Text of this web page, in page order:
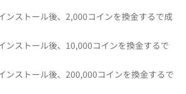
ンストール後、2,000コインを換金するで成
ンストール後、10,000コインを換金するで
ンストール後、200,000コインを換金するで